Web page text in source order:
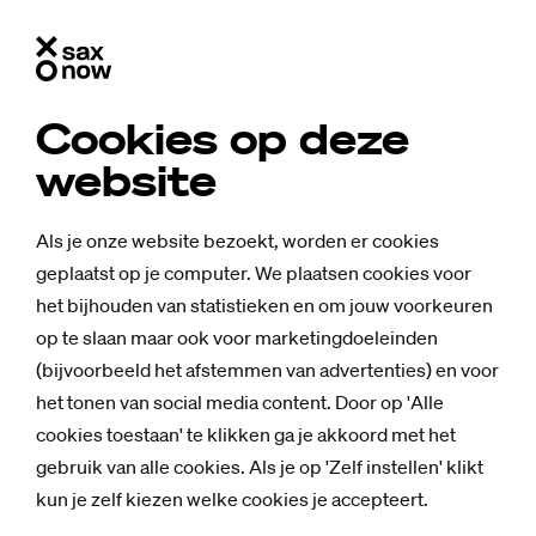
Cookies op deze
website
Als je onze website bezoekt, worden er cookies
geplaatst op je computer. We plaatsen cookies voor
het bijhouden van statistieken en om jouw voorkeuren
op te slaan maar ook voor marketingdoeleinden
(bijvoorbeeld het afstemmen van advertenties) en voor
het tonen van social media content. Door op 'Alle
cookies toestaan' te klikken ga je akkoord met het
gebruik van alle cookies. Als je op 'Zelf instellen' klikt
kun je zelf kiezen welke cookies je accepteert.
Achtergrond
Te diep in het